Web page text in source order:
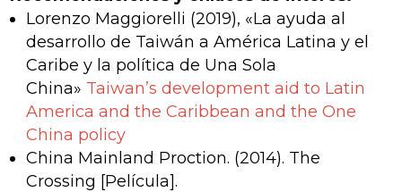
Lorenzo Maggiorelli (2019), «La ayuda al
desarrollo de Taiwán a América Latina y el
Caribe y la política de Una Sola
China» Taiwan’s development aid to Latin
America and the Caribbean and the One
China policy
China Mainland Proction. (2014). The
Crossing [Película].